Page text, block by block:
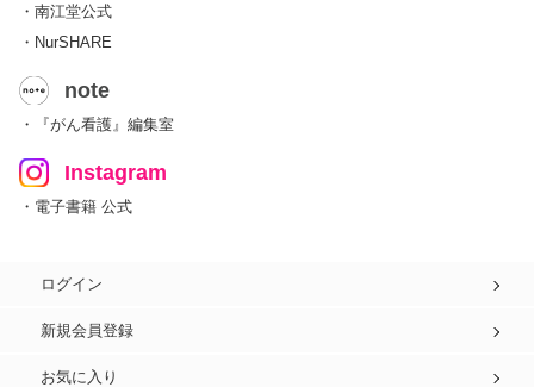
・南江堂公式
・NurSHARE
note
・『がん看護』編集室
Instagram
・電子書籍 公式
ログイン
新規会員登録
お気に入り